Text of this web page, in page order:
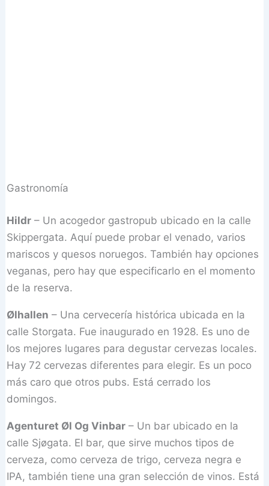
Gastronomía
Hildr – Un acogedor gastropub ubicado en la calle
Skippergata. Aquí puede probar el venado, varios
mariscos y quesos noruegos. También hay opciones
veganas, pero hay que especificarlo en el momento
de la reserva.
Ølhallen – Una cervecería histórica ubicada en la
calle Storgata. Fue inaugurado en 1928. Es uno de
los mejores lugares para degustar cervezas locales.
Hay 72 cervezas diferentes para elegir. Es un poco
más caro que otros pubs. Está cerrado los
domingos.
Agenturet Øl Og Vinbar – Un bar ubicado en la
calle Sjøgata. El bar, que sirve muchos tipos de
cerveza, como cerveza de trigo, cerveza negra e
IPA, también tiene una gran selección de vinos. Está